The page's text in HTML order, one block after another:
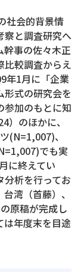
社会的背景情
察と調査研究へ
幹事の佐々木正
比較調査からえ
年1月に「企業
式の研究会を
参加のもとに知
）のほかに、
(N=1,007)、
でも実
に終えてい
分析を行ってお
湾（首藤）、
原稿が完成し
は年度末を目途